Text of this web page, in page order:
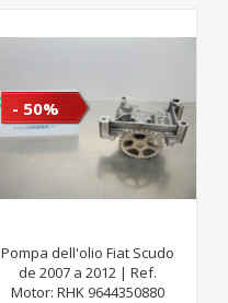
- 50%
Pompa dell'olio Fiat Scudo
de 2007 a 2012 | Ref.
Motor: RHK 9644350880